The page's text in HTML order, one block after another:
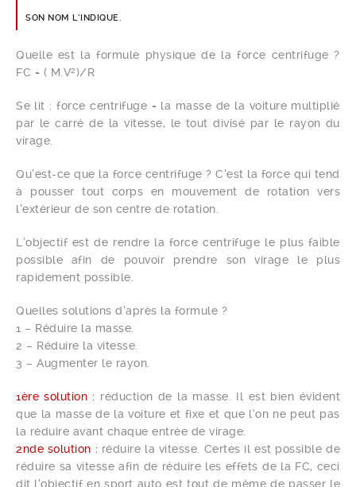
SON NOM L’INDIQUE.
Quelle est la formule physique de la force centrifuge ?
FC = ( M.V²)/R
Se lit : force centrifuge = la masse de la voiture multiplié
par le carré de la vitesse, le tout divisé par le rayon du
virage.
Qu’est-ce que la force centrifuge ? C’est la force qui tend
à pousser tout corps en mouvement de rotation vers
l’extérieur de son centre de rotation.
L’objectif est de rendre la force centrifuge le plus faible
possible afin de pouvoir prendre son virage le plus
rapidement possible.
Quelles solutions d’après la formule ?
1 – Réduire la masse.
2 – Réduire la vitesse.
3 – Augmenter le rayon.
1ère solution : réduction de la masse. Il est bien évident
que la masse de la voiture et fixe et que l’on ne peut pas
la réduire avant chaque entrée de virage.
2nde solution : réduire la vitesse. Certes il est possible de
réduire sa vitesse afin de réduire les effets de la FC, ceci
dit l’objectif en sport auto est tout de même de passer le